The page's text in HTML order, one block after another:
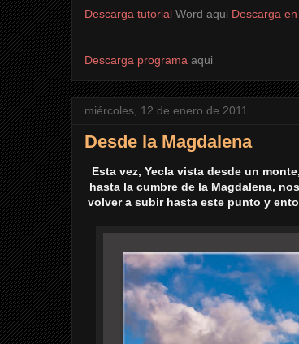
Descarga tutorial Word aqui Descarga
Descarga programa aqui
miércoles, 12 de enero de 2011
Desde la Magdalena
Esta vez, Yecla vista desde un
hasta la cumbre de la Magdalena,
volver a subir hasta este punto y